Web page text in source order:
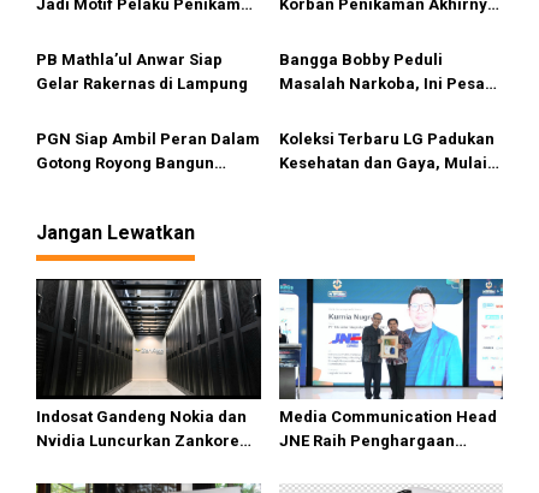
Jadi Motif Pelaku Penikaman
Korban Penikaman Akhirnya
PB Mathla’ul Anwar Siap
Gelar Rakernas di Lampung
Bangga Bobby Peduli
Masalah Narkoba, Ini Pesan
PGN Siap Ambil Peran Dalam
Gotong Royong Bangun
Koleksi Terbaru LG Padukan
Kesehatan dan Gaya, Mulai
Jangan Lewatkan
Indosat Gandeng Nokia dan
Nvidia Luncurkan Zankore
Media Communication Head
JNE Raih Penghargaan
Top Leader 2026